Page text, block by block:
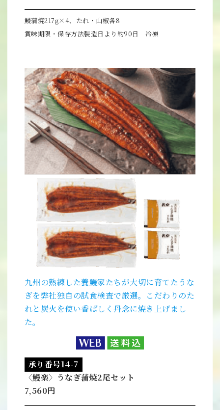
鰻蒲焼217g×4、たれ・山椒各8
賞味期限・保存方法製造日より約90日 冷凍
九州の熟練した養鰻家たちが大切に育てたうな
ぎを弊社独自の試食検査で厳選。こだわりのた
れと炭火を使い香ばしく丹念に焼き上げまし
た。
承り番号14-7
〈鰻楽〉うなぎ蒲焼2尾セット
7,560円